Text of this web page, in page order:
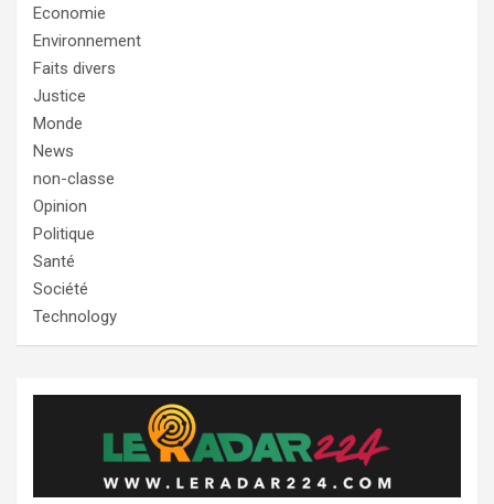
Economie
Environnement
Faits divers
Justice
Monde
News
non-classe
Opinion
Politique
Santé
Société
Technology